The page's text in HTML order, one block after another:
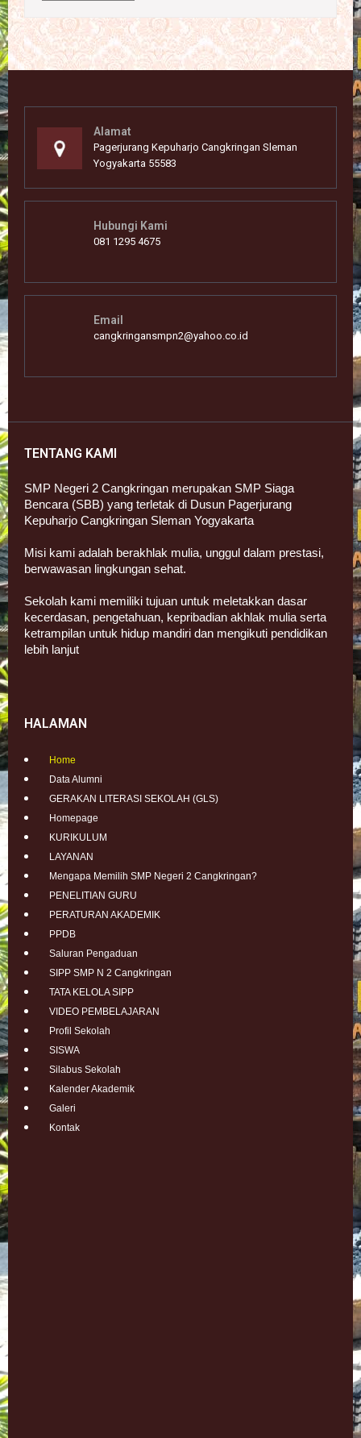
Alamat
Pagerjurang Kepuharjo Cangkringan Sleman
Yogyakarta 55583
Hubungi Kami
081 1295 4675
Email
cangkringansmpn2@yahoo.co.id
TENTANG KAMI
SMP Negeri 2 Cangkringan merupakan SMP Siaga
Bencara (SBB) yang terletak di Dusun Pagerjurang
Kepuharjo Cangkringan Sleman Yogyakarta
Misi kami adalah berakhlak mulia, unggul dalam prestasi,
berwawasan lingkungan sehat.
Sekolah kami memiliki tujuan untuk meletakkan dasar
kecerdasan, pengetahuan, kepribadian akhlak mulia serta
ketrampilan untuk hidup mandiri dan mengikuti pendidikan
lebih lanjut
HALAMAN
Home
Data Alumni
GERAKAN LITERASI SEKOLAH (GLS)
Homepage
KURIKULUM
LAYANAN
Mengapa Memilih SMP Negeri 2 Cangkringan?
PENELITIAN GURU
PERATURAN AKADEMIK
PPDB
Saluran Pengaduan
SIPP SMP N 2 Cangkringan
TATA KELOLA SIPP
VIDEO PEMBELAJARAN
Profil Sekolah
SISWA
Silabus Sekolah
Kalender Akademik
Galeri
Kontak